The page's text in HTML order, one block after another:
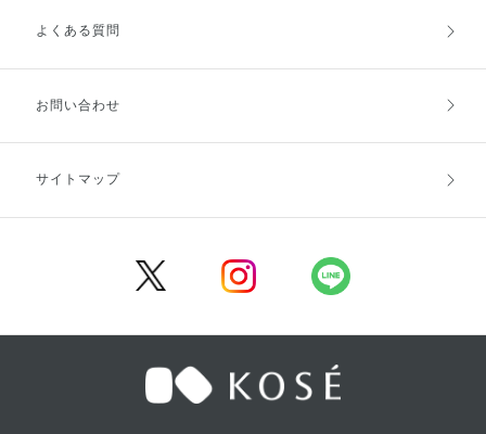
ご利用ガイドトップ
お支払方法
キャンセル・返品・交換
よくある質問
お問い合わせ
サイトマップ